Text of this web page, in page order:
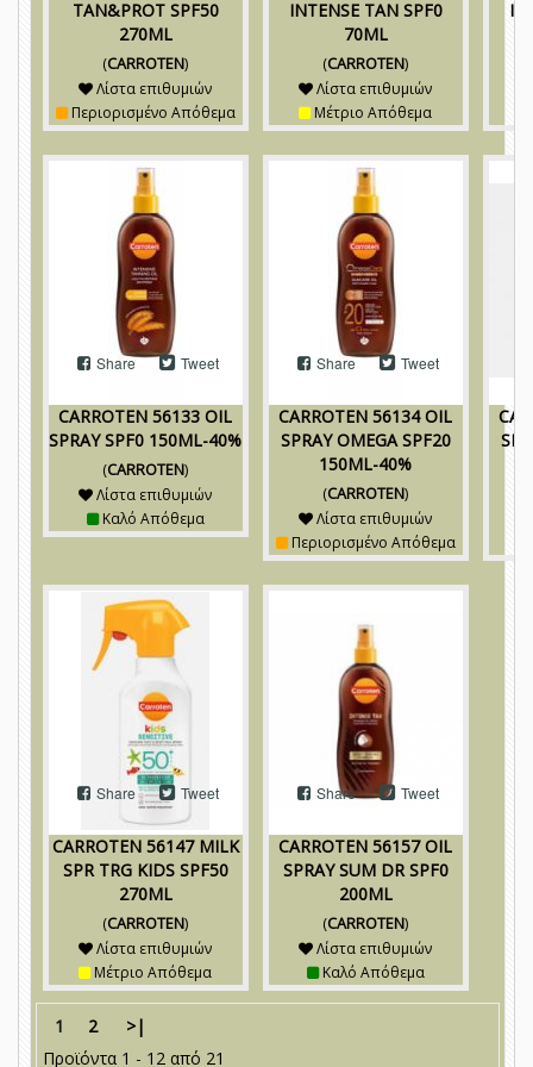
TAN&PROT SPF50
270ML
(CARROTEN)
Λίστα επιθυμιών
Περιορισμένο Απόθεμα
INTENSE TAN SPF0
70ML
(CARROTEN)
Λίστα επιθυμιών
Μέτριο Απόθεμα
CARROTEN 56133 OIL
SPRAY SPF0 150ML-40%
(CARROTEN)
Share Tweet
Λίστα επιθυμιών
Καλό Απόθεμα
CARROTEN 56134 OIL
SPRAY OMEGA SPF20
150ML-40%
(CARROTEN)
Share Tweet
Λίστα επιθυμιών
Περιορισμένο Απόθεμα
CARROTEN 56147 MILK
SPR TRG KIDS SPF50
270ML
(CARROTEN)
Share Tweet
Λίστα επιθυμιών
Μέτριο Απόθεμα
CARROTEN 56157 OIL
SPRAY SUM DR SPF0
200ML
(CARROTEN)
Share Tweet
Λίστα επιθυμιών
Καλό Απόθεμα
1 2
>|
Προϊόντα 1 - 12 από 21